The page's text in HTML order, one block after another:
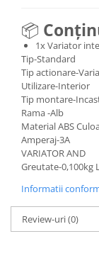
📦
1x Variator
Tip-Standard
Tip actionare-
Utilizare-Interior
Tip montare-
Rama -Alb
Material ABS
Amperaj-3A
VARIATOR AND
Greutate-0,100kg
Informatii
Review-uri(0)